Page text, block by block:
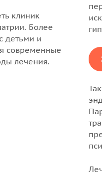
клиник
Более
детьми и
современные
лечения.